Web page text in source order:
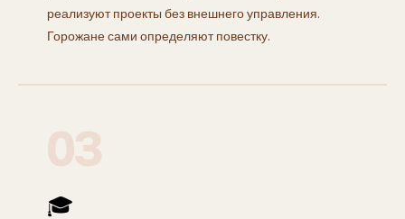
реализуют проекты без внешнего управления.
Горожане сами определяют повестку.
03
🎓